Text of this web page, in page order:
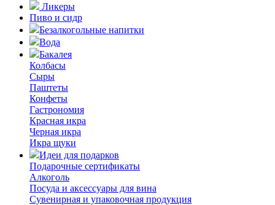
Ликеры
Пиво и сидр
Безалкогольные напитки
Вода
Бакалея
Колбасы
Сыры
Паштеты
Конфеты
Гастрономия
Красная икра
Черная икра
Икра щуки
Идеи для подарков
Подарочные сертификаты
Алкоголь
Посуда и аксессуары для вина
Сувенирная и упаковочная продукция